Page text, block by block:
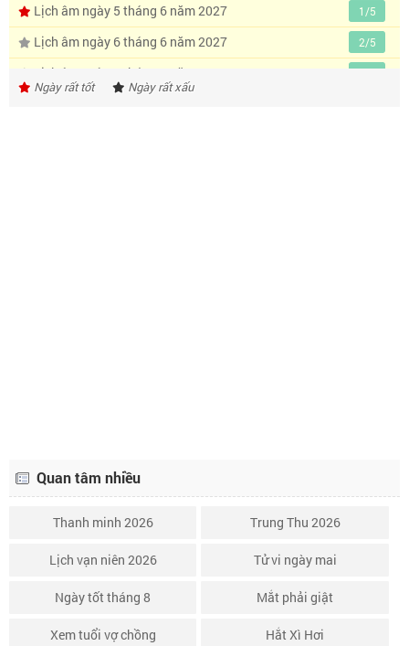
Lịch âm ngày 5 tháng 6 năm 2027 1/5
Lịch âm ngày 6 tháng 6 năm 2027 2/5
Lịch âm ngày 7 tháng 6 năm 2027 3/5
Ngày rất tốt Ngày rất xấu
Quan tâm nhiều
Thanh minh 2026 Trung Thu 2026
Lịch vạn niên 2026 Tử vi ngày mai
Ngày tốt tháng 8 Mắt phải giật
Xem tuổi vợ chồng Hắt Xì Hơi